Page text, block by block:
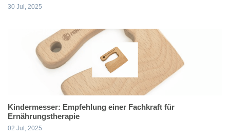
30 Jul, 2025
Kindermesser: Empfehlung einer Fachkraft für
Ernährungstherapie
02 Jul, 2025